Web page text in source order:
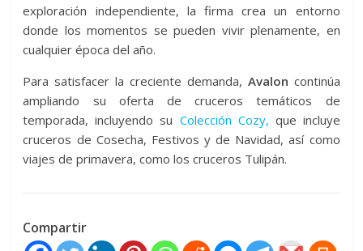
exploración independiente, la firma crea un entorno
donde los momentos se pueden vivir plenamente, en
cualquier época del año.
Para satisfacer la creciente demanda, Avalon continúa
ampliando su oferta de cruceros temáticos de
temporada, incluyendo su Colección Cozy, que incluye
cruceros de Cosecha, Festivos y de Navidad, así como
viajes de primavera, como los cruceros Tulipán.
Compartir